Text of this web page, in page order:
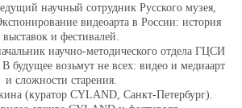
научный сотрудник Русского музея,
видеоарта в России: история
выставок и фестивалей.
научно-методического отдела ГЦСИ
возьмут не всех: видео и медиаарт
и сложности старения.
(куратор CYLAND, Санкт-Петербург).